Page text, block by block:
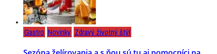
Gastro Novinky Zdravý životný štýl